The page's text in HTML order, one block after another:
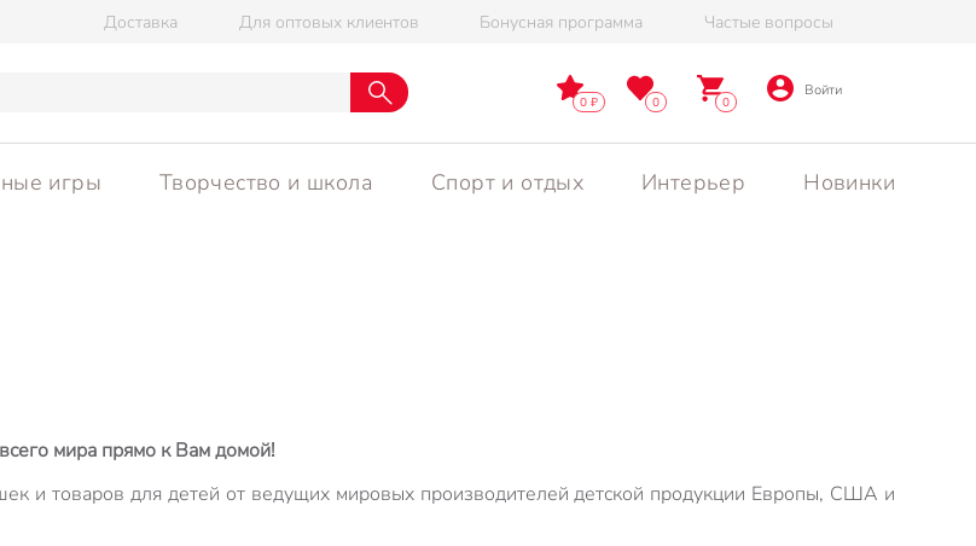
Доставка Для оптовых клиентов Бонусная программа Частые вопросы
0 0 0
Войти
игры Творчество и школа Спорт и отдых Интерьер Новинки
мира прямо к Вам домой!
и товаров для детей от ведущих мировых производителей детской продукции Европы, США и